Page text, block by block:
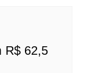
R$ 62,5